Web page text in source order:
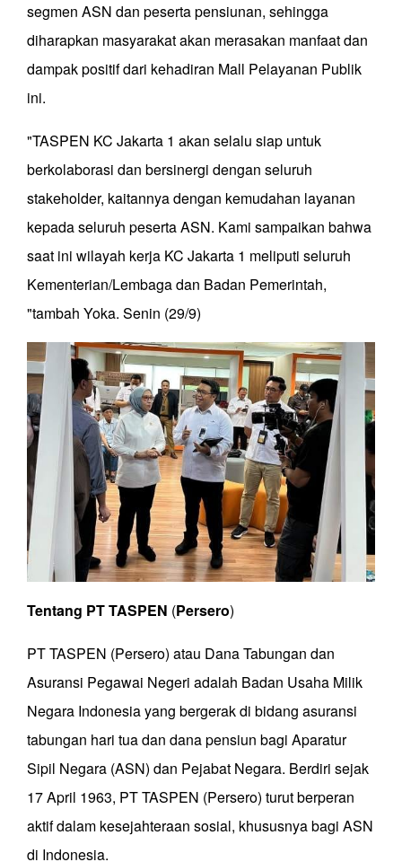
segmen ASN dan peserta pensiunan, sehingga
diharapkan masyarakat akan merasakan manfaat dan
dampak positif dari kehadiran Mall Pelayanan Publik
ini.
"TASPEN KC Jakarta 1 akan selalu siap untuk
berkolaborasi dan bersinergi dengan seluruh
stakeholder, kaitannya dengan kemudahan layanan
kepada seluruh peserta ASN. Kami sampaikan bahwa
saat ini wilayah kerja KC Jakarta 1 meliputi seluruh
Kementerian/Lembaga dan Badan Pemerintah,
"tambah Yoka. Senin (29/9)
Tentang PTTASPEN (Persero)
PT TASPEN (Persero) atau Dana Tabungan dan
Asuransi Pegawai Negeri adalah Badan Usaha Milik
Negara Indonesia yang bergerak di bidang asuransi
tabungan hari tua dan dana pensiun bagi Aparatur
Sipil Negara (ASN) dan Pejabat Negara. Berdiri sejak
17 April 1963, PT TASPEN (Persero) turut berperan
aktif dalam kesejahteraan sosial, khususnya bagi ASN
di Indonesia.